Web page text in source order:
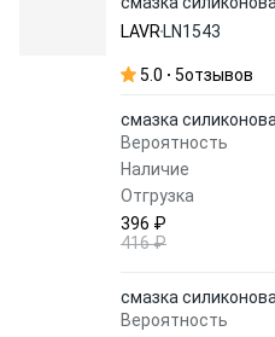
LAVR LN1543
5.0 5отзывов
смазка
Вероятность
Наличие
Отгрузка
396 ₽
416 ₽
смазка
Вероятность